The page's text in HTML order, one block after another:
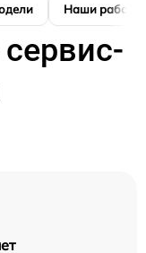
Наши работы